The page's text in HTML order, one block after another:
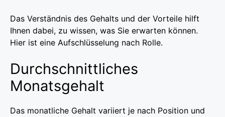
Das Verständnis des Gehalts und der Vorteile hilft
Ihnen dabei, zu wissen, was Sie erwarten können.
Hier ist eine Aufschlüsselung nach Rolle.
Durchschnittliches
Monatsgehalt
Das monatliche Gehalt variiert je nach Position und